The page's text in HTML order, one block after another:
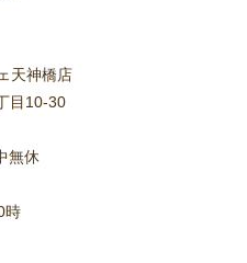
天神橋店
目10-30
無休
時